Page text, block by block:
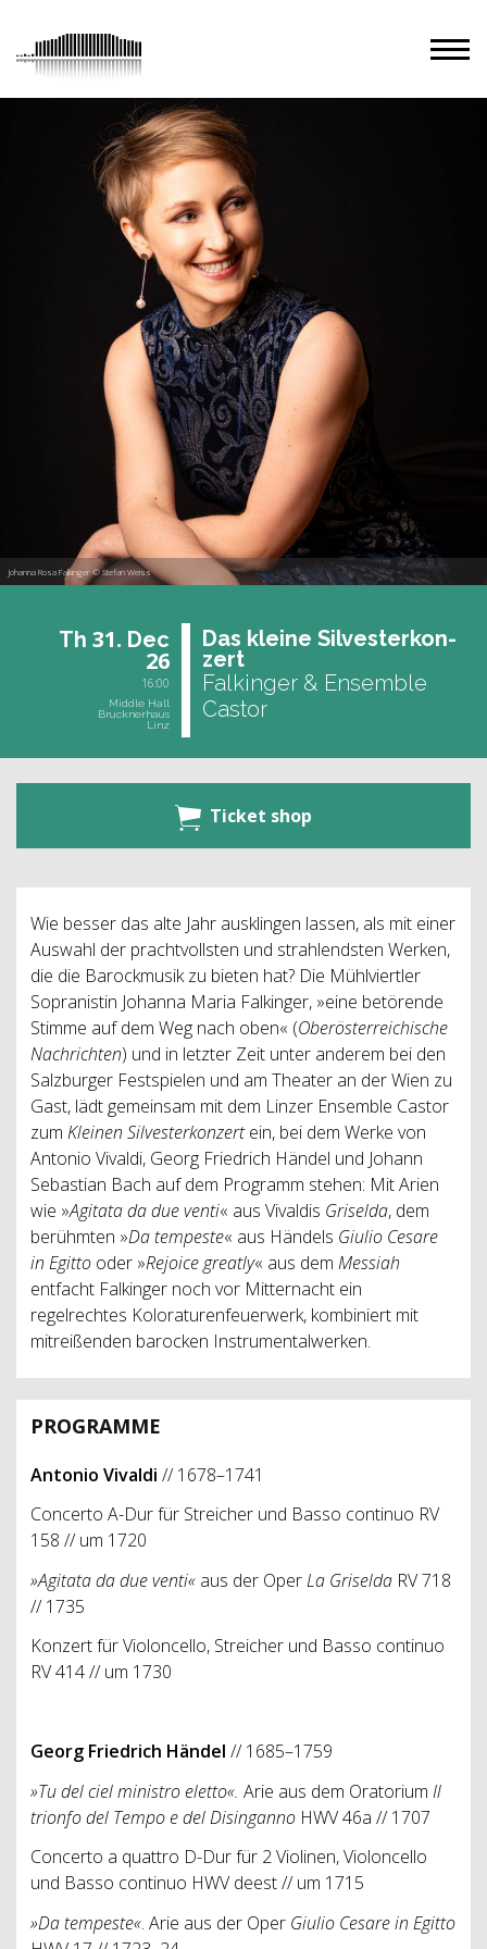
Johanna Rosa Falkinger © Stefan Weiss
Th 31. Dec
26
16:00
Middle Hall
Brucknerhaus
Linz
Das klei­ne Sil­ves­ter­kon­
zert
Falkinger & Ensemble
Castor
Ticket shop
Wie besser das alte Jahr ausklingen lassen, als mit einer
Auswahl der prachtvollsten und strahlendsten Werken,
die die Barockmusik zu bieten hat? Die Mühlviertler
Sopranistin Johanna Maria Falkinger, »eine betörende
Stimme auf dem Weg nach oben« (Oberösterreichische
Nachrichten) und in letzter Zeit unter anderem bei den
Salzburger Festspielen und am Theater an der Wien zu
Gast, lädt gemeinsam mit dem Linzer Ensemble Castor
zum Kleinen Silvesterkonzertein, bei dem Werke von
Antonio Vivaldi, Georg Friedrich Händel und Johann
Sebastian Bach auf dem Programm stehen: Mit Arien
wie »Agitata da due venti« aus Vivaldis Griselda, dem
berühmten »Da tempeste« aus Händels Giulio Cesare
in Egitto oder »Rejoice greatly« aus dem Messiah
entfacht Falkinger noch vor Mitternacht ein
regelrechtes Koloraturenfeuerwerk, kombiniert mit
mitreißenden barocken Instrumentalwerken.
PROGRAMME
Antonio Vivaldi // 1678–1741
Concerto A-Dur für Streicher und Basso continuo RV
158 // um 1720
»Agitata da due venti« aus der OperLa Griselda RV 718
// 1735
Konzert für Violoncello, Streicher und Basso continuo
RV 414 // um 1730
Georg Friedrich Händel // 1685–1759
»Tu del ciel ministro eletto«. Arie aus dem Oratorium Il
trionfo del Tempo e del Disinganno HWV 46a // 1707
Concerto a quattro D-Dur für 2 Violinen, Violoncello
und Basso continuo HWV deest // um 1715
»Da tempeste«. Arie aus der Oper Giulio Cesare in Egitto